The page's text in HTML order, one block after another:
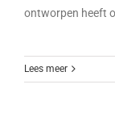
ontworpen heeft
Lees meer